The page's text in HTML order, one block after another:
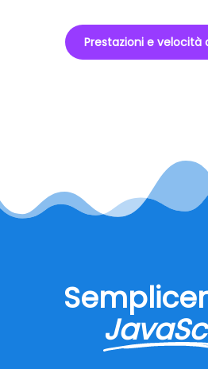
Prestazioni e velocità